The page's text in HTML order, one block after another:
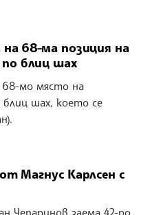
68-ма позиция на
блиц шах
68-мо място на
шах, което се
Магнус Карлсен с